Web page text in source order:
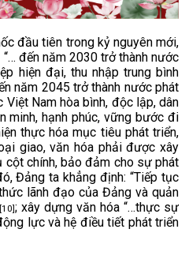
đầu tiên trong kỷ nguyên mới,
đến năm 2030 trở thành nước
hiện đại, thu nhập trung bình
năm 2045 trở thành nước phát
Nam hòa bình, độc lập, dân
minh, hạnh phúc, vững bước đi
thực hóa mục tiêu phát triển,
giao, văn hóa phải được xây
chính, bảo đảm cho sự phát
Đảng ta khẳng định: “Tiếp tục
lãnh đạo của Đảng và quản
[10]; xây dựng văn hóa “…thực sự
lực và hệ điều tiết phát triển